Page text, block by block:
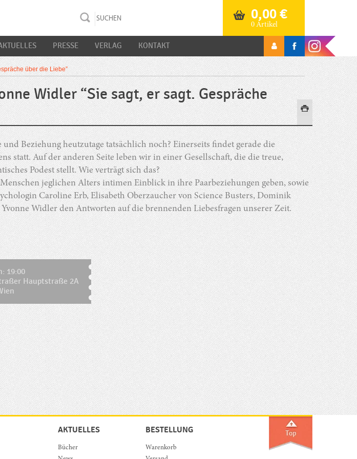
0,00€
0 Artikel
PRESSE VERLAG KONTAKT
über die Liebe”
Widler “Sie sagt, er sagt. Gespräche
und Beziehung heutzutage tatsächlich noch? Einerseits findet gerade die
statt. Auf der anderen Seite leben wir in einer Gesellschaft, die die treue,
Podest stellt. Wie verträgt sich das?
jeglichen Alters intimen Einblick in ihre Paarbeziehungen geben, sowie
Caroline Erb, Elisabeth Oberzaucher von Science Busters, Dominik
Widler den Antworten auf die brennenden Liebesfragen unserer Zeit.
19:00
Hauptstraße 2A
AKTUELLES
Bücher
BESTELLUNG
Warenkorb